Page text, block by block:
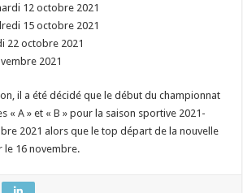
12 octobre 2021
15 octobre 2021
22 octobre 2021
2021
il a été décidé que le début du championnat
« A » et « B » pour la saison sportive 2021-
2021 alors que le top départ de la nouvelle
le 16 novembre.